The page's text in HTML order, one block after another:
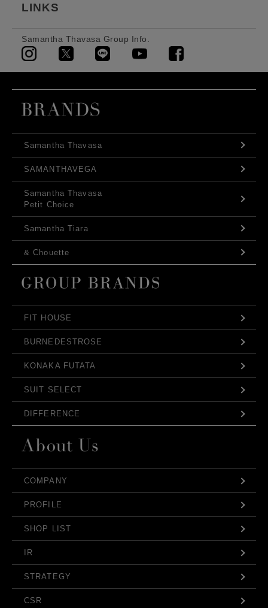
LINKS
Samantha Thavasa Group Info.
Samantha Thavasa
SAMANTHAVEGA
Samantha Thavasa
Petit Choice
Samantha Tiara
& Chouette
FIT HOUSE
BURNEDESTROSE
KONAKA FUTATA
SUIT SELECT
DIFFERENCE
COMPANY
PROFILE
SHOP LIST
IR
STRATEGY
CSR